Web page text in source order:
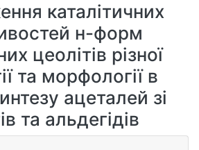
каталітичних
н-форм
цеолітів різної
та морфології в
ацеталей зі
та альдегідів